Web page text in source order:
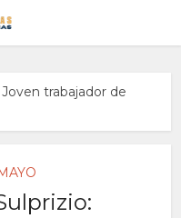
trabajador de